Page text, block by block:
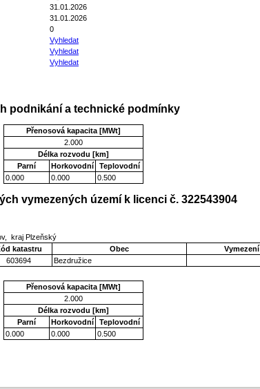
31.01.2026
31.01.2026
0
Vyhledat
Vyhledat
Vyhledat
podnikání a technické podmínky
Přenosová kapacita [MWt]
2.000
Délka rozvodu [km]
Parní
Horkovodní
Teplovodní
0.000
0.000 0.500
vymezených území k licenci č. 322543904
kraj Plzeňský
katastru Obec
Vymezení
603694 Bezdružice
Přenosová kapacita [MWt]
2.000
Délka rozvodu [km]
Parní
Horkovodní
Teplovodní
0.000
0.000 0.500